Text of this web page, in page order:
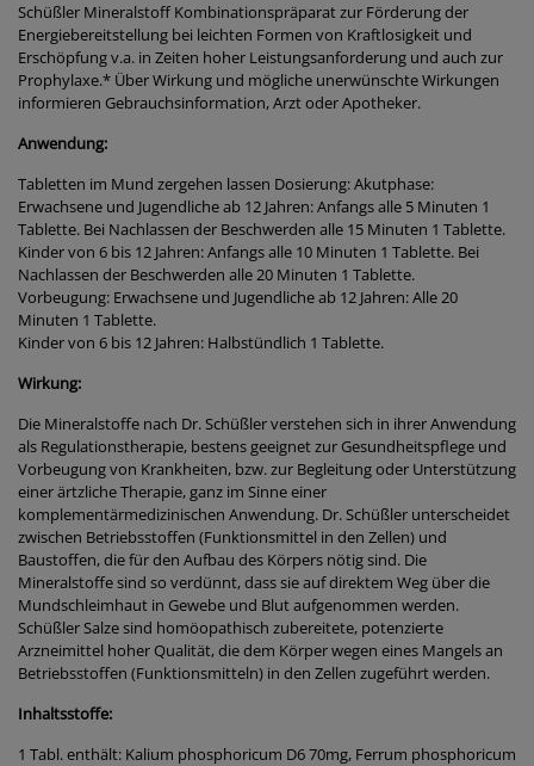
Schüßler Mineralstoff Kombinationspräparat zur Förderung der
Energiebereitstellung bei leichten Formen von Kraftlosigkeit und
Erschöpfung v.a. in Zeiten hoher Leistungsanforderung und auch zur
Prophylaxe.* Über Wirkung und mögliche unerwünschte Wirkungen
informieren Gebrauchsinformation, Arzt oder Apotheker.
Anwendung:
Tabletten im Mund zergehen lassen Dosierung: Akutphase:
Erwachsene und Jugendliche ab 12 Jahren: Anfangs alle 5 Minuten 1
Tablette. Bei Nachlassen der Beschwerden alle 15 Minuten 1 Tablette.
Kinder von 6 bis 12 Jahren: Anfangs alle 10 Minuten 1 Tablette. Bei
Nachlassen der Beschwerden alle 20 Minuten 1 Tablette.
Vorbeugung: Erwachsene und Jugendliche ab 12 Jahren: Alle 20
Minuten 1 Tablette.
Kinder von 6 bis 12 Jahren: Halbstündlich 1 Tablette.
Wirkung:
Die Mineralstoffe nach Dr. Schüßler verstehen sich in ihrer Anwendung
als Regulationstherapie, bestens geeignet zur Gesundheitspflege und
Vorbeugung von Krankheiten, bzw. zur Begleitung oder Unterstützung
einer ärtzliche Therapie, ganz im Sinne einer
komplementärmedizinischen Anwendung. Dr. Schüßler unterscheidet
zwischen Betriebsstoffen (Funktionsmittel in den Zellen) und
Baustoffen, die für den Aufbau des Körpers nötig sind. Die
Mineralstoffe sind so verdünnt, dass sie auf direktem Weg über die
Mundschleimhaut in Gewebe und Blut aufgenommen werden.
Schüßler Salze sind homöopathisch zubereitete, potenzierte
Arzneimittel hoher Qualität, die dem Körper wegen eines Mangels an
Betriebsstoffen (Funktionsmitteln) in den Zellen zugeführt werden.
Inhaltsstoffe:
1 Tabl. enthält: Kalium phosphoricum D6 70mg, Ferrum phosphoricum